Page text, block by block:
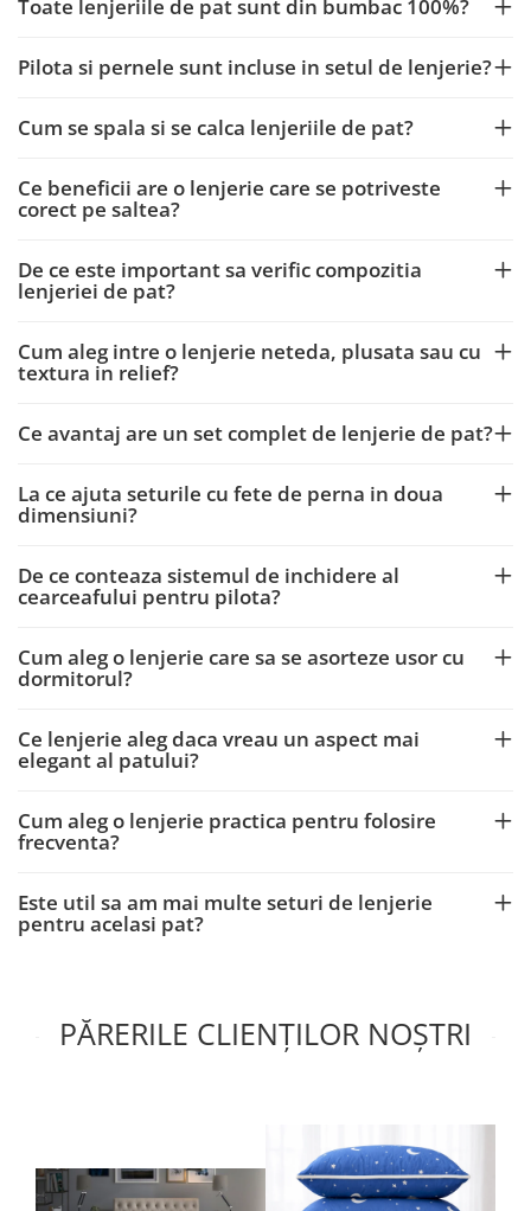
Toate lenjeriile de pat sunt din bumbac 100%?
Pilota si pernele sunt incluse in setul de lenjerie?
Cum se spala si se calca lenjeriile de pat?
Ce beneficii are o lenjerie care se potriveste
corect pe saltea?
De ce este important sa verific compozitia
lenjeriei de pat?
Cum aleg intre o lenjerie neteda, plusata sau cu
textura in relief?
Ce avantaj are un set complet de lenjerie de pat?
La ce ajuta seturile cu fete de perna in doua
dimensiuni?
De ce conteaza sistemul de inchidere al
cearceafului pentru pilota?
Cum aleg o lenjerie care sa se asorteze usor cu
dormitorul?
Ce lenjerie aleg daca vreau un aspect mai
elegant al patului?
Cum aleg o lenjerie practica pentru folosire
frecventa?
Este util sa am mai multe seturi de lenjerie
pentru acelasi pat?
PĂRERILE CLIENȚILOR NOȘTRI